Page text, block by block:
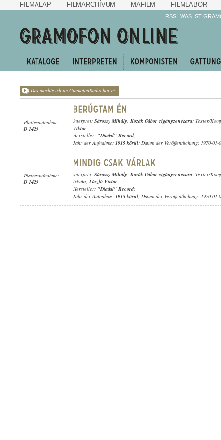
FILMALAP FILMARCHÍVUM MAFILM FILMLABOR
RSS WAS IST
Das möchte ich im GramofonRadio hören!
Plattenaufnahme:
D 1429
Interpret: Sárossy Mihály, Kozák Gábor cigányzenekara; Texter/
Viktor
Hersteller: "Diadal" Record;
Jahr der Aufnahme: 1915 körül; Datum der Veröffentlichung: 1970-01-
Plattenaufnahme:
D 1429
Interpret: Sárossy Mihály, Kozák Gábor cigányzenekara; Texter/
István, László Viktor
Hersteller: "Diadal" Record;
Jahr der Aufnahme: 1915 körül; Datum der Veröffentlichung: 1970-01-